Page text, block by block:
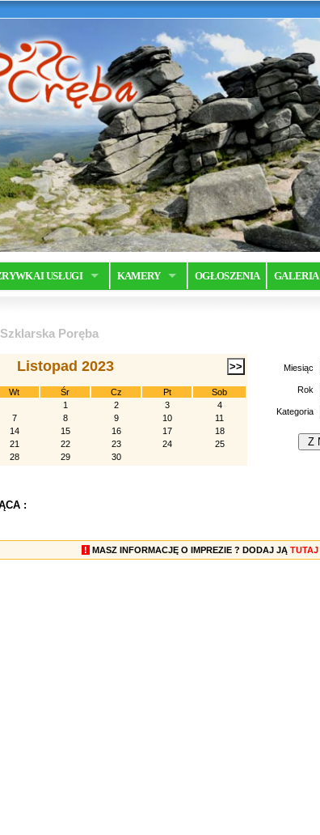
I USŁUGI KAMERY OGŁOSZENIA GALERIA
Poręba
Listopad 2023
Wt Śr Cz Pt
Sob
1
2 3
4
7 8 9 10
11
14 15 16 17
18
21 22 23 24
25
28 29 30
Miesiąc
Rok
Kategoria
:
! MASZ INFORMACJĘ O IMPREZIE ? DODAJ JĄ TUTAJ